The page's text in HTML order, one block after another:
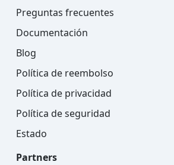
Preguntas frecuentes
Documentación
Blog
Política de reembolso
Política de privacidad
Política de seguridad
Estado
Partners